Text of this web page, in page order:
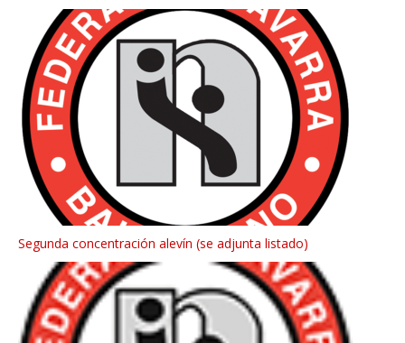
Segunda concentración alevín (se adjunta listado)